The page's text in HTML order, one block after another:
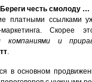
Береги честь смолоду …
платными ссылками
маркетинга. Скорее
компаниями и
.
в основном